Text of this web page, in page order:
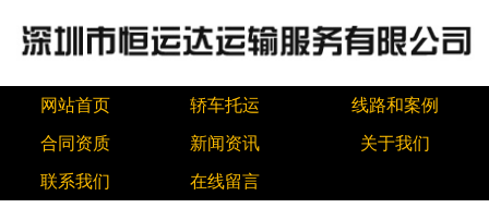
网站首页 轿车托运 线路和案例
合同资质 新闻资讯 关于我们
联系我们 在线留言